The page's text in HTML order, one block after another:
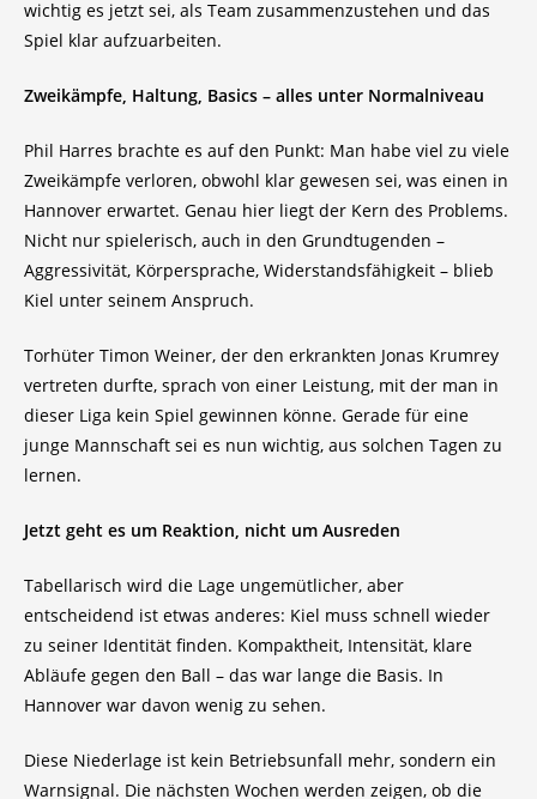
wichtig es jetzt sei, als Team zusammenzustehen und das
Spiel klar aufzuarbeiten.
Zweikämpfe, Haltung, Basics – alles unter Normalniveau
Phil Harres brachte es auf den Punkt: Man habe viel zu viele
Zweikämpfe verloren, obwohl klar gewesen sei, was einen in
Hannover erwartet. Genau hier liegt der Kern des Problems.
Nicht nur spielerisch, auch in den Grundtugenden –
Aggressivität, Körpersprache, Widerstandsfähigkeit – blieb
Kiel unter seinem Anspruch.
Torhüter Timon Weiner, der den erkrankten Jonas Krumrey
vertreten durfte, sprach von einer Leistung, mit der man in
dieser Liga kein Spiel gewinnen könne. Gerade für eine
junge Mannschaft sei es nun wichtig, aus solchen Tagen zu
lernen.
Jetzt geht es um Reaktion, nicht um Ausreden
Tabellarisch wird die Lage ungemütlicher, aber
entscheidend ist etwas anderes: Kiel muss schnell wieder
zu seiner Identität finden. Kompaktheit, Intensität, klare
Abläufe gegen den Ball – das war lange die Basis. In
Hannover war davon wenig zu sehen.
Diese Niederlage ist kein Betriebsunfall mehr, sondern ein
Warnsignal. Die nächsten Wochen werden zeigen, ob die